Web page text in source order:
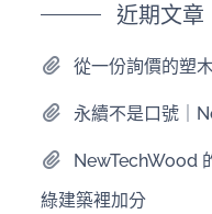
近期文章
從一份詢價的塑
永續不是口號｜
NewTechWood
綠建築裡加分